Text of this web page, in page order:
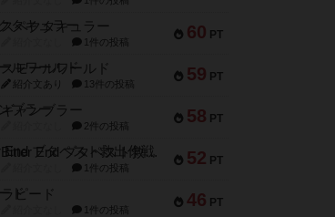
60 PT
スペクタキュラー
1件の投稿
59 PT
スモールワールド
紹介文あり 13件の投稿
58 PT
ギャンブラー
2件の投稿
52 PT
Bitter End ブタペスト救出作戦
1件の投稿
46 PT
ラピード
1件の投稿